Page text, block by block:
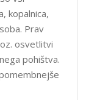
kopalnica,
Prav
osvetlitvi
pohištva.